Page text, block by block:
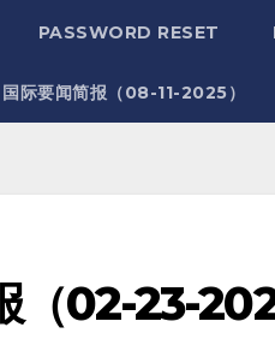
PASSWORD RESET
国际要闻简报（08-11-2025）
（02-23-